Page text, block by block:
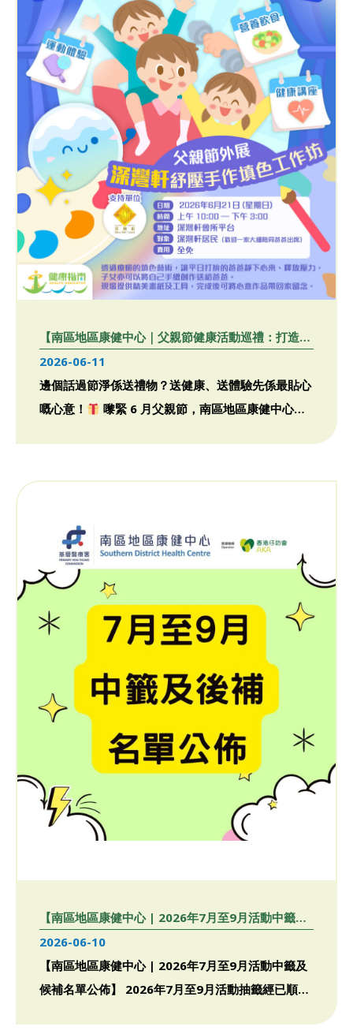
【南區地區康健中心｜父親節健康活動巡禮：打造又
「型」又「Fit」嘅Super Daddy】
2026-06-11
邊個話過節淨係送禮物？送健康、送體驗先係最貼心
嘅心意！
嚟緊 6 月父親節，南區地區康健中心特
【南區地區康健中心 | 2026年7月至9月活動中籤及
候補名單公佈】
2026-06-10
【南區地區康健中心 | 2026年7月至9月活動中籤及
候補名單公佈】 2026年7月至9月活動抽籤經已順利